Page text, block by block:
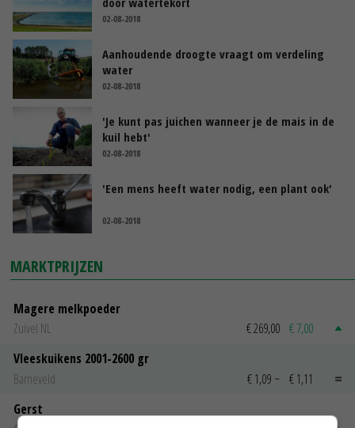
02-08-2018
Aanhoudende droogte vraagt om verdeling
water
02-08-2018
'Je kunt pas juichen wanneer je de mais in de
kuil hebt'
02-08-2018
'Een mens heeft water nodig, een plant ook'
02-08-2018
MARKTPRIJZEN
Magere melkpoeder
Zuivel NL
€ 269,00 € 7,00
Vleeskuikens 2001-2600 gr
Barneveld
€ 1,09 ~ € 1,11
Gerst